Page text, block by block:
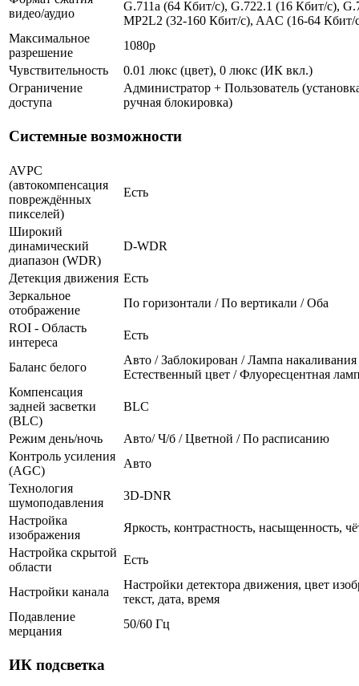
видео/аудио
G.711a (64 Кбит/с), G.722.1 (16 Кбит/с),
MP2L2 (32-160 Кбит/с), AAC (16-64 Кбит/
Максимальное
разрешение
1080p
Чувствительность
0.01 люкс (цвет), 0 люкс (ИК вкл.)
Ограничение
доступа
Администратор + Пользователь
ручная блокировка)
Системные возможности
AVPC
(автокомпенсация
повреждённых
пикселей)
Есть
Широкий
динамический
диапазон (WDR)
D-WDR
Детекция движения Есть
Зеркальное
отображение
По горизонтали / По вертикали / Оба
ROI - Область
интереса
Есть
Баланс белого
Авто / Заблокирован / Лампа
Естественный цвет / Флуоресцентная
Компенсация
задней засветки
(BLC)
BLC
Режим день/ночь
Авто/ Ч/б / Цветной / По расписанию
Контроль усиления
(AGC)
Авто
Технология
шумоподавления
3D-DNR
Настройка
изображения
Яркость, контрастность, насыщенность,
Настройка скрытой
области
Есть
Настройки канала
Настройки детектора движения, цвет
текст, дата, время
Подавление
мерцания
50/60 Гц
ИК подсветка